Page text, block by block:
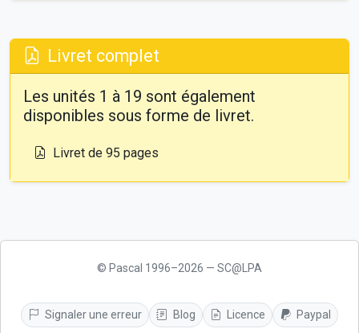
Livret complet
Les unités 1 à 19 sont également
disponibles sous forme de livret.
Livret de 95 pages
© Pascal 1996–2026 — SC@LPA
Signaler une erreur Blog Licence Paypal